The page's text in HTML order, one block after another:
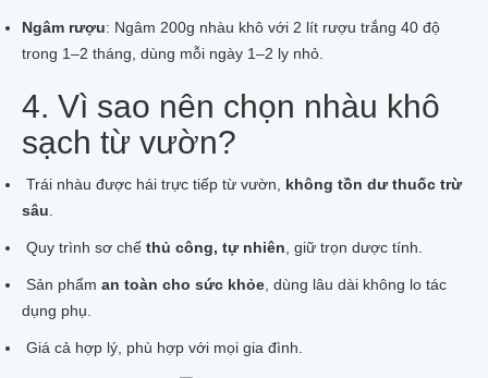
Ngâm rượu: Ngâm 200g nhàu khô với 2 lít rượu trắng 40 độ
trong 1–2 tháng, dùng mỗi ngày 1–2 ly nhỏ.
4. Vì sao nên chọn nhàu khô
sạch từ vườn?
Trái nhàu được hái trực tiếp từ vườn, không tồn dư thuốc trừ
sâu
Quy trình sơ chế thủ công, tự nhiên , giữ trọn dược tính.
Sản phẩm an toàn cho sức khỏe , dùng lâu dài không lo tác
dụng phụ.
Giá cả hợp lý, phù hợp với mọi gia đình.